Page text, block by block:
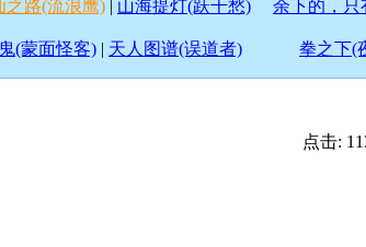
之路(流浪鹰) | 山海提灯(跃千愁) 余下的，只
(蒙面怪客) | 天人图谱(误道者) 拳之下(
点击: